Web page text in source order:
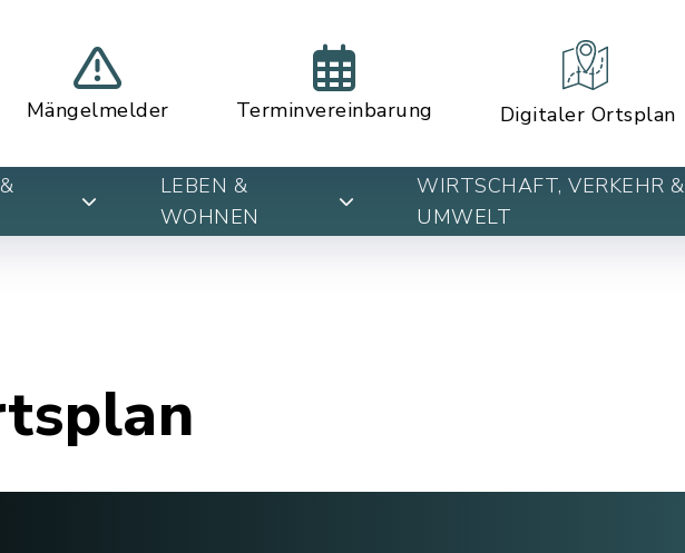
Mängelmelder Terminvereinbarung Digitaler Ortsplan
LEBEN &
WOHNEN
WIRTSCHAFT, VERKEHR &
UMWELT